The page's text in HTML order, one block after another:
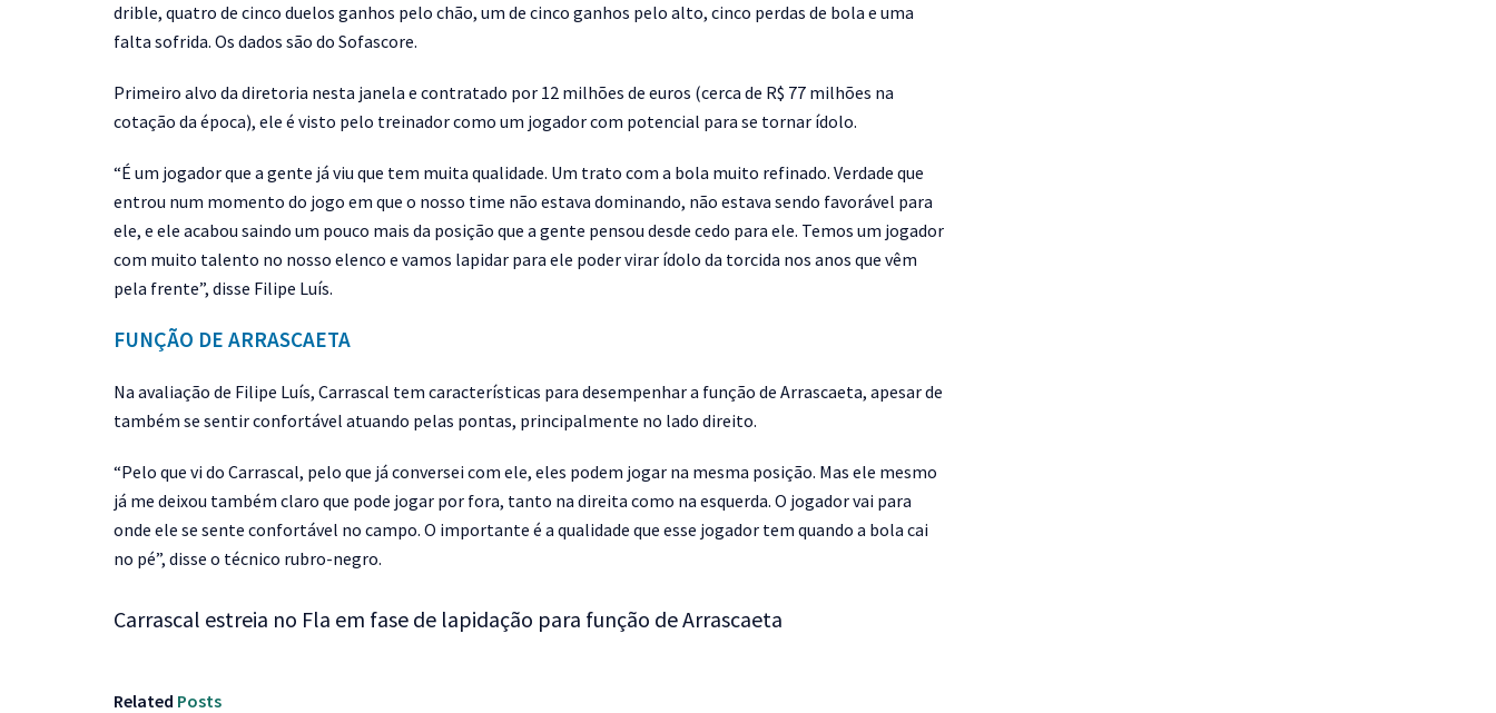
drible, quatro de cinco duelos ganhos pelo chão, um de cinco ganhos pelo alto, cinco perdas de bola e uma
falta sofrida. Os dados são do Sofascore.
Primeiro alvo da diretoria nesta janela e contratado por 12 milhões de euros (cerca de R$ 77 milhões na
cotação da época), ele é visto pelo treinador como um jogador com potencial para se tornar ídolo.
“É um jogador que a gente já viu que tem muita qualidade. Um trato com a bola muito refinado. Verdade que
entrou num momento do jogo em que o nosso time não estava dominando, não estava sendo favorável para
ele, e ele acabou saindo um pouco mais da posição que a gente pensou desde cedo para ele. Temos um jogador
com muito talento no nosso elenco e vamos lapidar para ele poder virar ídolo da torcida nos anos que vêm
pela frente”, disse Filipe Luís.
FUNÇÃO DE ARRASCAETA
Na avaliação de Filipe Luís, Carrascal tem características para desempenhar a função de Arrascaeta, apesar de
também se sentir confortável atuando pelas pontas, principalmente no lado direito.
“Pelo que vi do Carrascal, pelo que já conversei com ele, eles podem jogar na mesma posição. Mas ele mesmo
já me deixou também claro que pode jogar por fora, tanto na direita como na esquerda. O jogador vai para
onde ele se sente confortável no campo. O importante é a qualidade que esse jogador tem quando a bola cai
no pé”, disse o técnico rubro-negro.
Carrascal estreia no Fla em fase de lapidação para função de Arrascaeta
Related Posts